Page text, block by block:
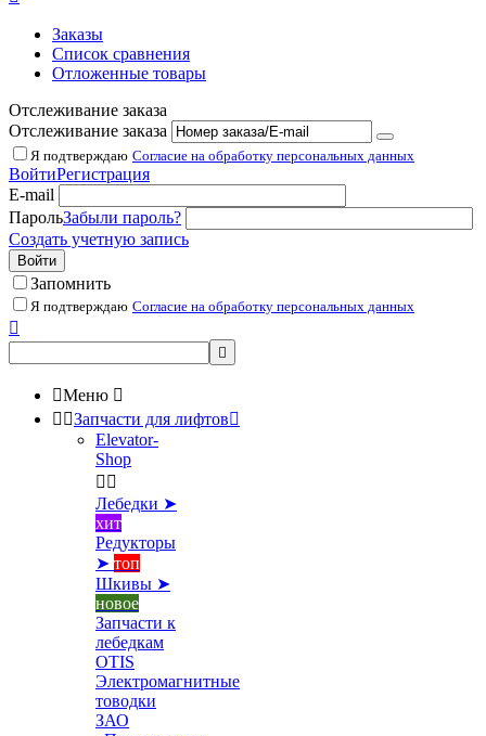
Заказы
Список сравнения
Отложенные товары
Отслеживание заказа
Отслеживание заказа
Я подтверждаю Согласие на обработку персональных данных
ВойтиРегистрация
E-mail
ПарольЗабыли пароль?
Создать учетную запись
Войти
Запомнить
Я подтверждаю Согласие на обработку персональных данных


Меню 
 Запчасти для лифтов
Elevator-
Shop
 
Лебедки ➤
хит
Редукторы
➤ топ
Шкивы ➤
новое
Запчасти к
лебедкам
OTIS
Электромагнитные
товодки
ЗАО